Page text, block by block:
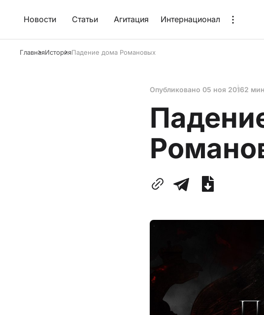
Новости Статьи Агитация Интернационал
ГлавнаяИсторияПадение дома Романовых
Опубликовано 05 ноя 20162